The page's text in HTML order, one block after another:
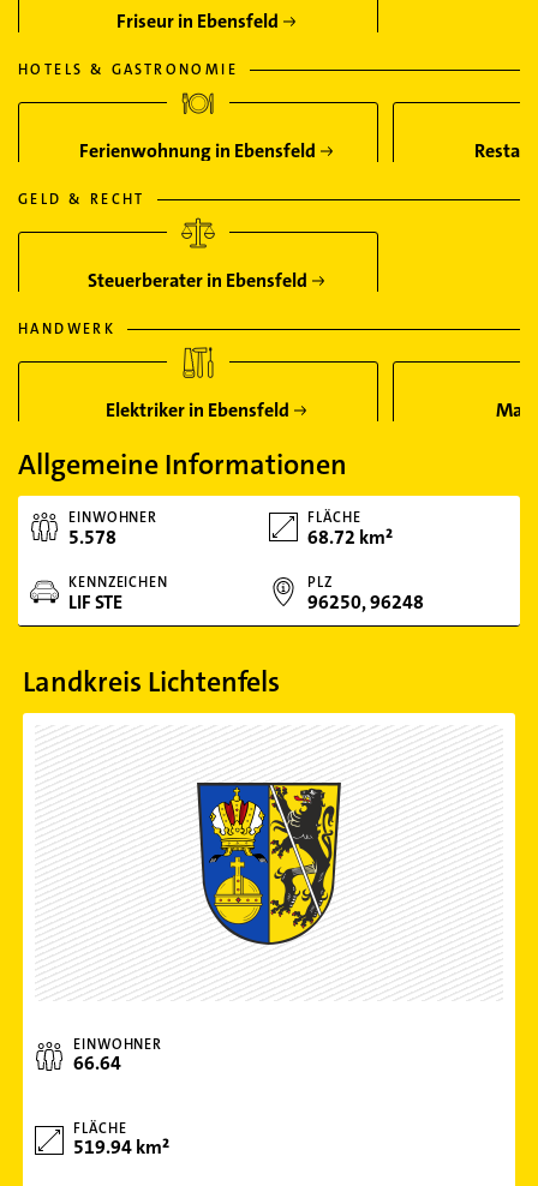
Friseur in Ebensfeld
HOTELS & GASTRONOMIE
Ferienwohnung in Ebensfeld
GELD & RECHT
Steuerberater in Ebensfeld
HANDWERK
Elektriker in Ebensfeld
Allgemeine Informationen
EINWOHNER
5.578
FLÄCHE
68.72 km²
KENNZEICHEN
LIF STE
PLZ
96250, 96248
Landkreis Lichtenfels
EINWOHNER
66.64
FLÄCHE
519.94 km²